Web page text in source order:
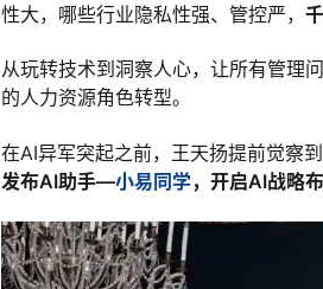
性大，哪些行业隐私性强、管控严，
从玩转技术到洞察人心，让所有管理
的人力资源角色转型。
在AI异军突起之前，王天扬提前觉察
发布AI助手—小易同学，开启AI战略